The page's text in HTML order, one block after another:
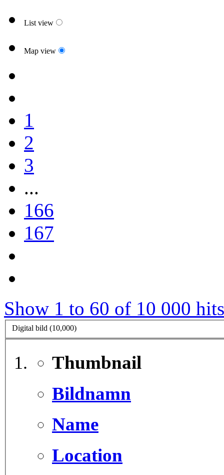
List view
Map view
1
2
3
...
166
167
Show 1 to 60 of 10 000
Digital bild (10,000)
Thumbnail
Bildnamn
Name
Location